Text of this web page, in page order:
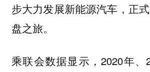
步大力发展新能源汽车，正
盘之旅。
乘联会数据显示，2020年、